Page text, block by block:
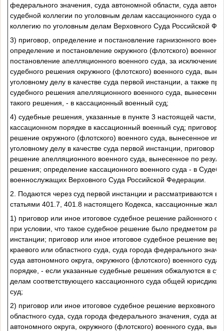
федерального значения, суда автономной области, суда
судебной коллегии по уголовным делам кассационного суда
коллегию по уголовным делам Верховного Суда Российской
3) приговор, определение и постановление гарнизонного
определение и постановление окружного (флотского)
постановление апелляционного военного суда, за исключением
судебного решения окружного (флотского) военного суда,
уголовному делу в качестве суда первой инстанции, а также
судебного решения апелляционного военного суда,
такого решения, - в кассационный военный суд;
4) судебные решения, указанные в пункте 3 настоящей части,
кассационном порядке в кассационный военный суд; приговор
решение окружного (флотского) военного суда, вынесенное им
уголовному делу в качестве суда первой инстанции, приговор
решение апелляционного военного суда, вынесенное по
решения; определение кассационного военного суда - в
военнослужащих Верховного Суда Российской Федерации.
2. Подаются через суд первой инстанции и рассматриваются в
статьями 401.7, 401.8 настоящего Кодекса, кассационные
1) приговор или иное итоговое судебное решение районного
при условии, что такое судебное решение было предметом
инстанции; приговор или иное итоговое судебное решение
краевого или областного суда, суда города федерального
суда автономного округа, окружного (флотского) военного
порядке, - если указанные судебные решения обжалуются в
делам соответствующего кассационного суда общей
суд;
2) приговор или иное итоговое судебное решение верховного
областного суда, суда города федерального значения, суда
автономного округа, окружного (флотского) военного суда,